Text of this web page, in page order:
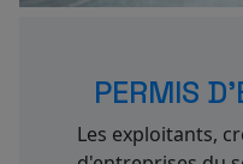
PERMIS
Les exploitants,